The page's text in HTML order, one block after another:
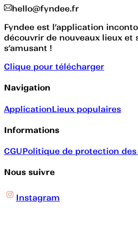
hello@fyndee.fr
Fyndee est l’application
découvrir de nouveaux lieux et
s’amusant !
Clique pour télécharger
Navigation
ApplicationLieux populaires
Informations
CGUPolitique de protection
Nous suivre
Instagram